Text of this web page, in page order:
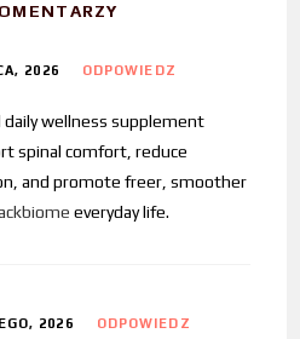
2026 ODPOWIEDZ
daily wellness supplement
spinal comfort, reduce
and promote freer, smoother
everyday life.
2026 ODPOWIEDZ